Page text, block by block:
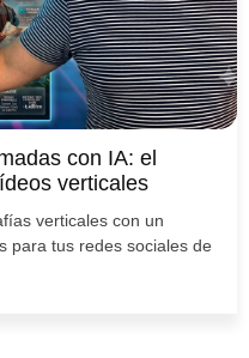
con IA: el
verticales
verticales con un
para tus redes sociales de